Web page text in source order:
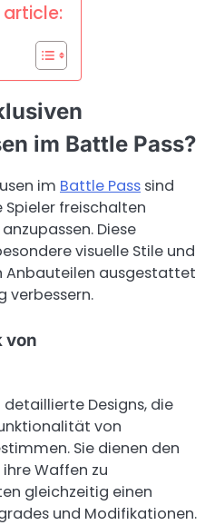
article:
im Battle Pass?
im Battle Pass sind
Spieler freischalten
Diese
visuelle Stile und
Anbauteilen ausgestattet
verbessern.
von
Designs, die
von
Sie dienen den
Waffen zu
gleichzeitig einen
und Modifikationen.